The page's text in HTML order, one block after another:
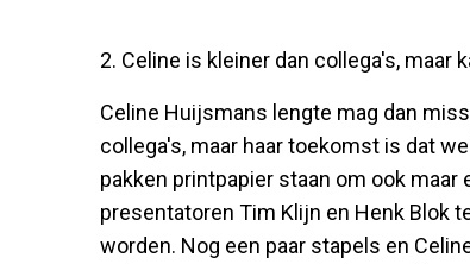
2. Celine is kleiner dan collega's, maar
Celine Huijsmans lengte mag dan
collega's, maar haar toekomst is dat
pakken printpapier staan om ook
presentatoren Tim Klijn en Henk Blok
worden. Nog een paar stapels en